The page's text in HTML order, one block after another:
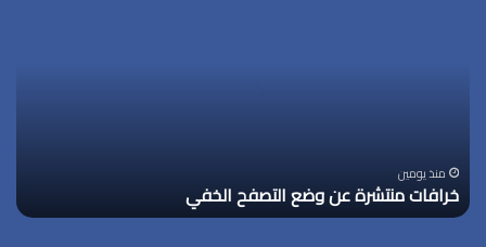
منذ يومين
خرافات منتشرة عن وضع التصفح الخفي